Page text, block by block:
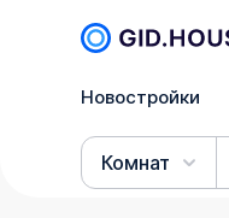
Новостройки
Комнат